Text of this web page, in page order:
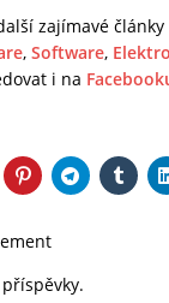
zajímavé
, Software,
i na